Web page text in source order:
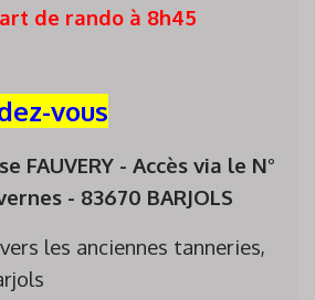
de rando à 8h45
vous
FAUVERY - Accès via le N°
- 83670 BARJOLS
les anciennes tanneries,